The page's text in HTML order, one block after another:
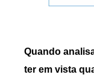
Quando
ter em vista